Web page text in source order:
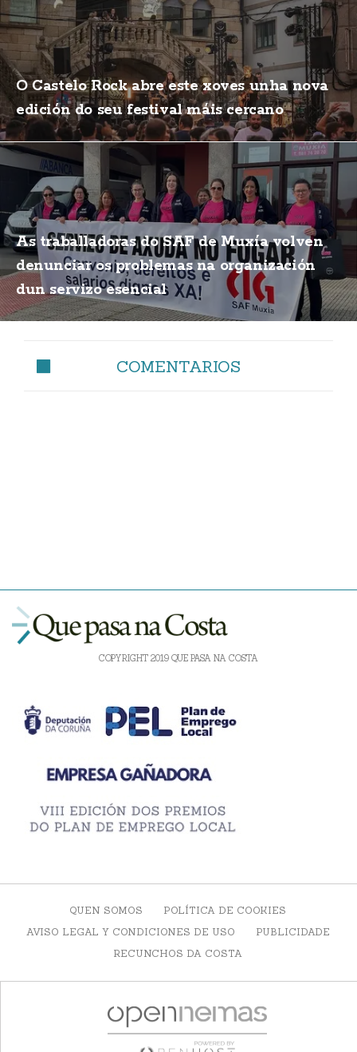
O Castelo Rock abre este xoves unha nova
edición do seu festival máis cercano
As traballadoras do SAF de Muxía volven
denunciar os problemas na organización
dun servizo esencial
COMENTARIOS
COPYRIGHT 2019 QUE PASA NA COSTA
QUEN SOMOS
POLÍTICA DE COOKIES
AVISO LEGAL Y CONDICIONES DE USO
PUBLICIDADE
RECUNCHOS DA COSTA